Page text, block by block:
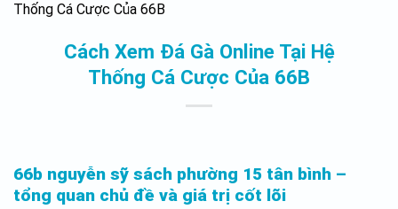
Thống Cá Cược Của 66B
Cách Xem Đá Gà Online Tại Hệ
Thống Cá Cược Của 66B
66b nguyễn sỹ sách phường 15 tân bình –
tổng quan chủ đề và giá trị cốt lõi